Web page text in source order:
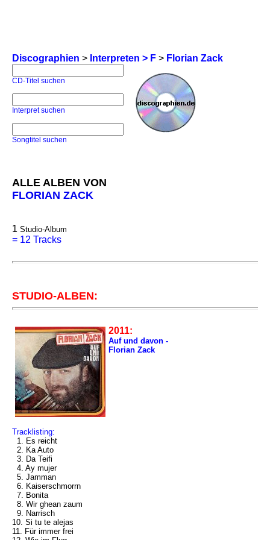
Discographien > Interpreten > F > Florian Zack
CD-Titel suchen
Interpret suchen
Songtitel suchen
ALLE ALBEN VON
FLORIAN ZACK
1 Studio-Album
= 12 Tracks
STUDIO-ALBEN:
2011:
Auf und davon -
Florian Zack
Tracklisting:
1. Es reicht
2. Ka Auto
3. Da Teifi
4. Ay mujer
5. Jamman
6. Kaiserschmorrn
7. Bonita
8. Wir ghean zaum
9. Narrisch
10. Si tu te alejas
11. Für immer frei